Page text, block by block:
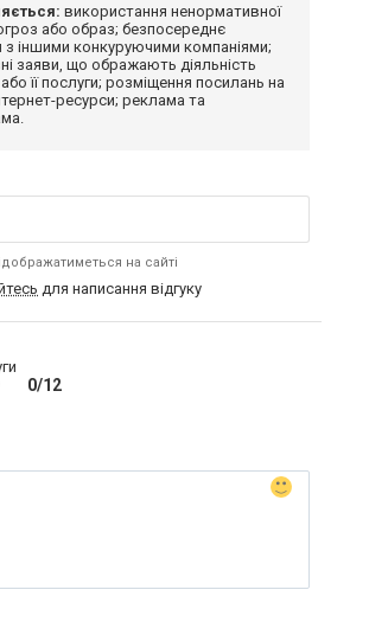
використання ненормативної
або образ; безпосереднє
з іншими конкуруючими компаніями;
заяви, що ображають діяльність
або її послуги; розміщення посилань на
ресурси; реклама та
на сайті
для написання відгуку
0/12